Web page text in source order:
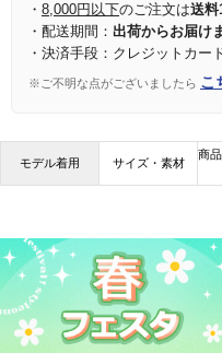
・ 8,000円以下のご注文は送料
・配送期間： 出荷からお届け
・決済手段：クレジットカー
※ご不明な点がございましたら こ
モデル着用 サイズ・素材
商